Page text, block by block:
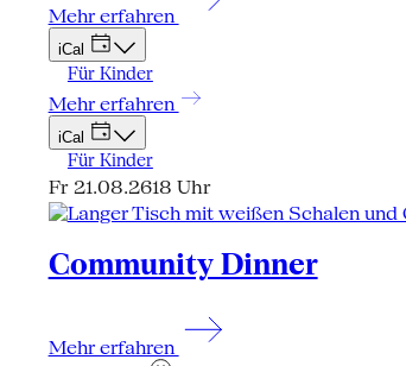
Mehr erfahren
iCal
Für Kinder
Mehr erfahren
iCal
Für Kinder
Fr 21.08.2618 Uhr
Community Dinner
Mehr erfahren